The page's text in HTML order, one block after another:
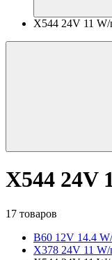
X544 24V 11
X544 24V
17 товаров
B60 12V 14.4
X378 24V 11 W/